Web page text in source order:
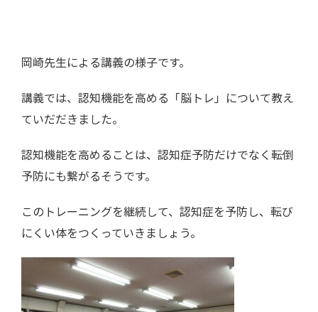
岡崎先生による講義の様子です。
講義では、認知機能を高める「脳トレ」について教え
ていだだきました。
認知機能を高めることは、認知症予防だけでなく転倒
予防にも繋がるそうです。
このトレーニングを継続して、認知症を予防し、転び
にくい体をつくっていきましょう。